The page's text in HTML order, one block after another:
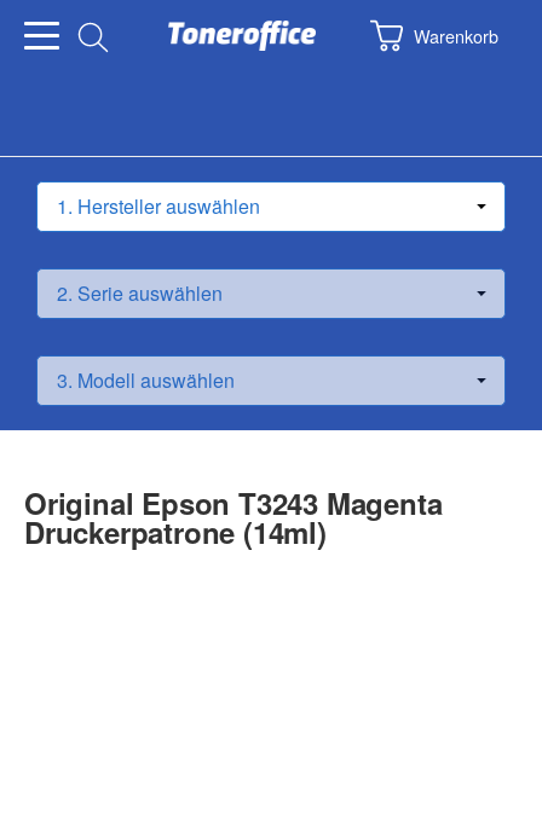
Warenkorb
Original Epson T3243 Magenta
Druckerpatrone (14ml)